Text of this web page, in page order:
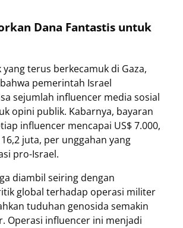
Dana Fantastis untuk
terus berkecamuk di Gaza,
pemerintah Israel
sejumlah influencer media sosial
opini publik. Kabarnya, bayaran
influencer mencapai US$ 7.000,
juta, per unggahan yang
pro-Israel.
diambil seiring dengan
global terhadap operasi militer
tuduhan genosida semakin
Operasi influencer ini menjadi